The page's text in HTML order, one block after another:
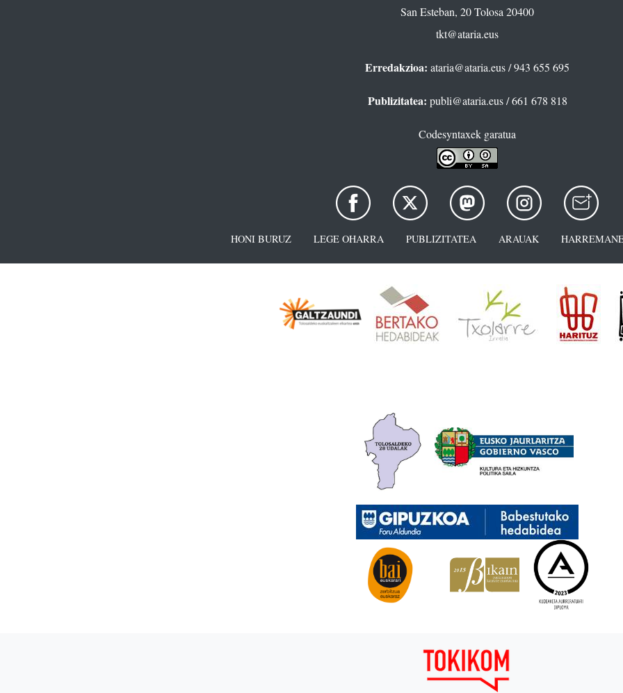
San Esteban, 20 Tolosa 20400
tkt@ataria.eus
Erredakzioa: ataria@ataria.eus/ 943 655 695
Publizitatea: publi@ataria.eus/ 661 678 818
Codesyntaxek garatua
HONI BURUZ LEGE OHARRA PUBLIZITATEA ARAUAK